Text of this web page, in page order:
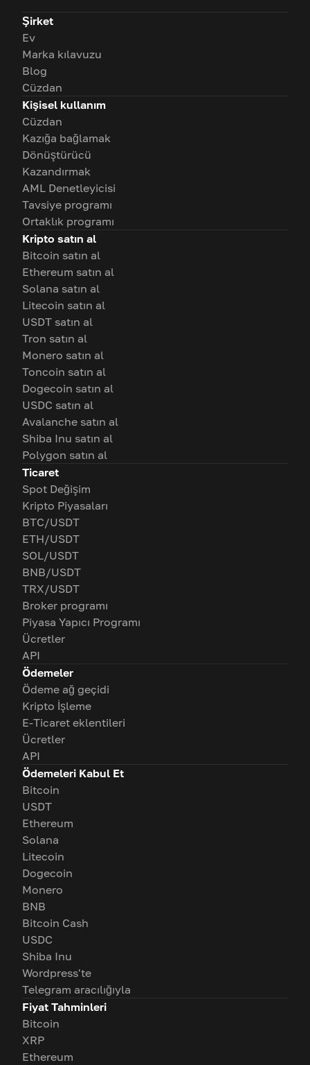
Şirket
Ev
Marka kılavuzu
Blog
Cüzdan
Kişisel kullanım
Cüzdan
Kazığa bağlamak
Dönüştürücü
Kazandırmak
AML Denetleyicisi
Tavsiye programı
Ortaklık programı
Kripto satın al
Bitcoin satın al
Ethereum satın al
Solana satın al
Litecoin satın al
USDT satın al
Tron satın al
Monero satın al
Toncoin satın al
Dogecoin satın al
USDC satın al
Avalanche satın al
Shiba Inu satın al
Polygon satın al
Ticaret
Spot Değişim
Kripto Piyasaları
BTC/USDT
ETH/USDT
SOL/USDT
BNB/USDT
TRX/USDT
Broker programı
Piyasa Yapıcı Programı
Ücretler
API
Ödemeler
Ödeme ağ geçidi
Kripto İşleme
E-Ticaret eklentileri
Ücretler
API
Ödemeleri Kabul Et
Bitcoin
USDT
Ethereum
Solana
Litecoin
Dogecoin
Monero
BNB
Bitcoin Cash
USDC
Shiba Inu
Wordpress'te
Telegram aracılığıyla
Fiyat Tahminleri
Bitcoin
XRP
Ethereum